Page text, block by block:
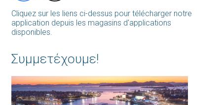
Cliquez sur les liens ci-dessus pour télécharger notre
application depuis les magasins d'applications
disponibles.
Συμμετέχουμε!